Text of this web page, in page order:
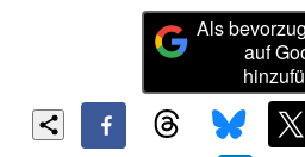
Als
auf